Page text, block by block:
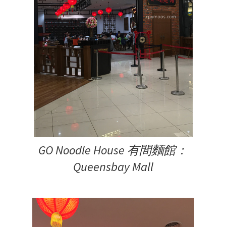
GO Noodle House 有間麵館：
Queensbay Mall